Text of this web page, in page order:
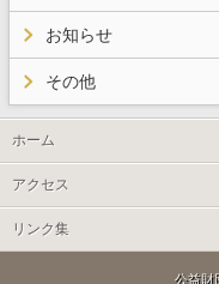
お知らせ
その他
ホーム
アクセス
リンク集
公益財